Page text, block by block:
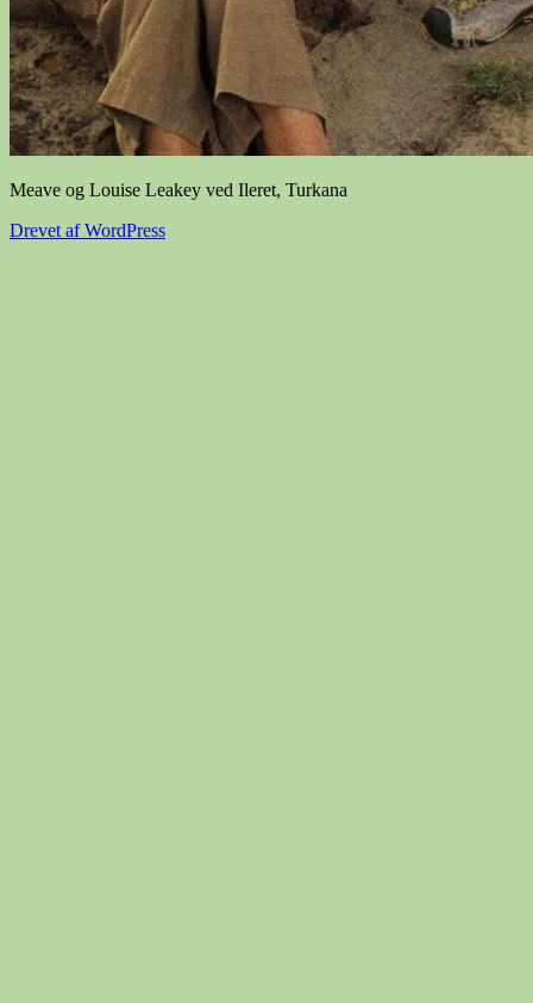
Meave og Louise Leakey ved Ileret, Turkana
Drevet af WordPress